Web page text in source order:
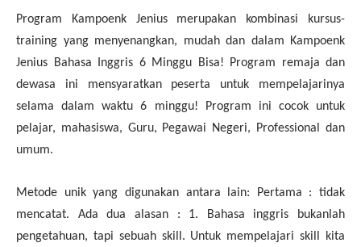
Program Kampoenk Jenius merupakan kombinasi kursus-
training yang menyenangkan, mudah dan dalam Kampoenk
Jenius Bahasa Inggris 6 Minggu Bisa! Program remaja dan
dewasa ini mensyaratkan peserta untuk mempelajarinya
selama dalam waktu 6 minggu! Program ini cocok untuk
pelajar, mahasiswa, Guru, Pegawai Negeri, Professional dan
umum.
Metode unik yang digunakan antara lain: Pertama : tidak
mencatat. Ada dua alasan : 1. Bahasa inggris bukanlah
pengetahuan, tapi sebuah skill. Untuk mempelajari skill kita